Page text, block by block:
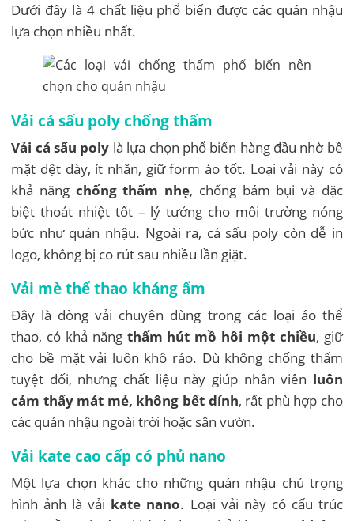
Dưới đây là 4 chất liệu phổ biến được các quán nhậu
lựa chọn nhiều nhất.
Vải cá sấu poly chống thấm
Vải cá sấu poly là lựa chọn phổ biến hàng đầu nhờ bề
mặt dệt dày, ít nhăn, giữ form áo tốt. Loại vải này có
khả năng chống thấm nhẹ, chống bám bụi và đặc
biệt thoát nhiệt tốt – lý tưởng cho môi trường nóng
bức như quán nhậu. Ngoài ra, cá sấu poly còn dễ in
logo, không bị co rút sau nhiều lần giặt.
Vải mè thể thao kháng ẩm
Đây là dòng vải chuyên dùng trong các loại áo thể
thao, có khả năng thấm hút mồ hôi một chiều, giữ
cho bề mặt vải luôn khô ráo. Dù không chống thấm
tuyệt đối, nhưng chất liệu này giúp nhân viên luôn
cảm thấy mát mẻ, không bết dính, rất phù hợp cho
các quán nhậu ngoài trời hoặc sân vườn.
Vải kate cao cấp có phủ nano
Một lựa chọn khác cho những quán nhậu chú trọng
hình ảnh là vải kate nano. Loại vải này có cấu trúc